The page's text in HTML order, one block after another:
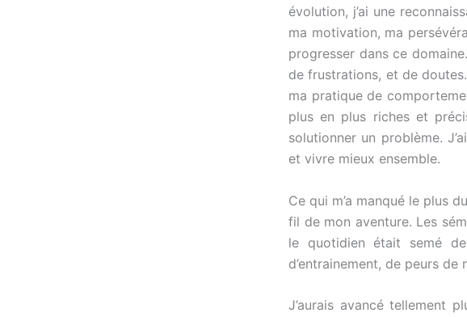
évolution, j’ai une
ma motivation, ma
progresser dans ce
de frustrations, et de
ma pratique de
plus en plus riches et
solutionner un problème.
et vivre mieux ensemble.
Ce qui m’a manqué le plus
fil de mon aventure. Les
le quotidien était semé
d’entrainement, de peurs de
J’aurais avancé tellement